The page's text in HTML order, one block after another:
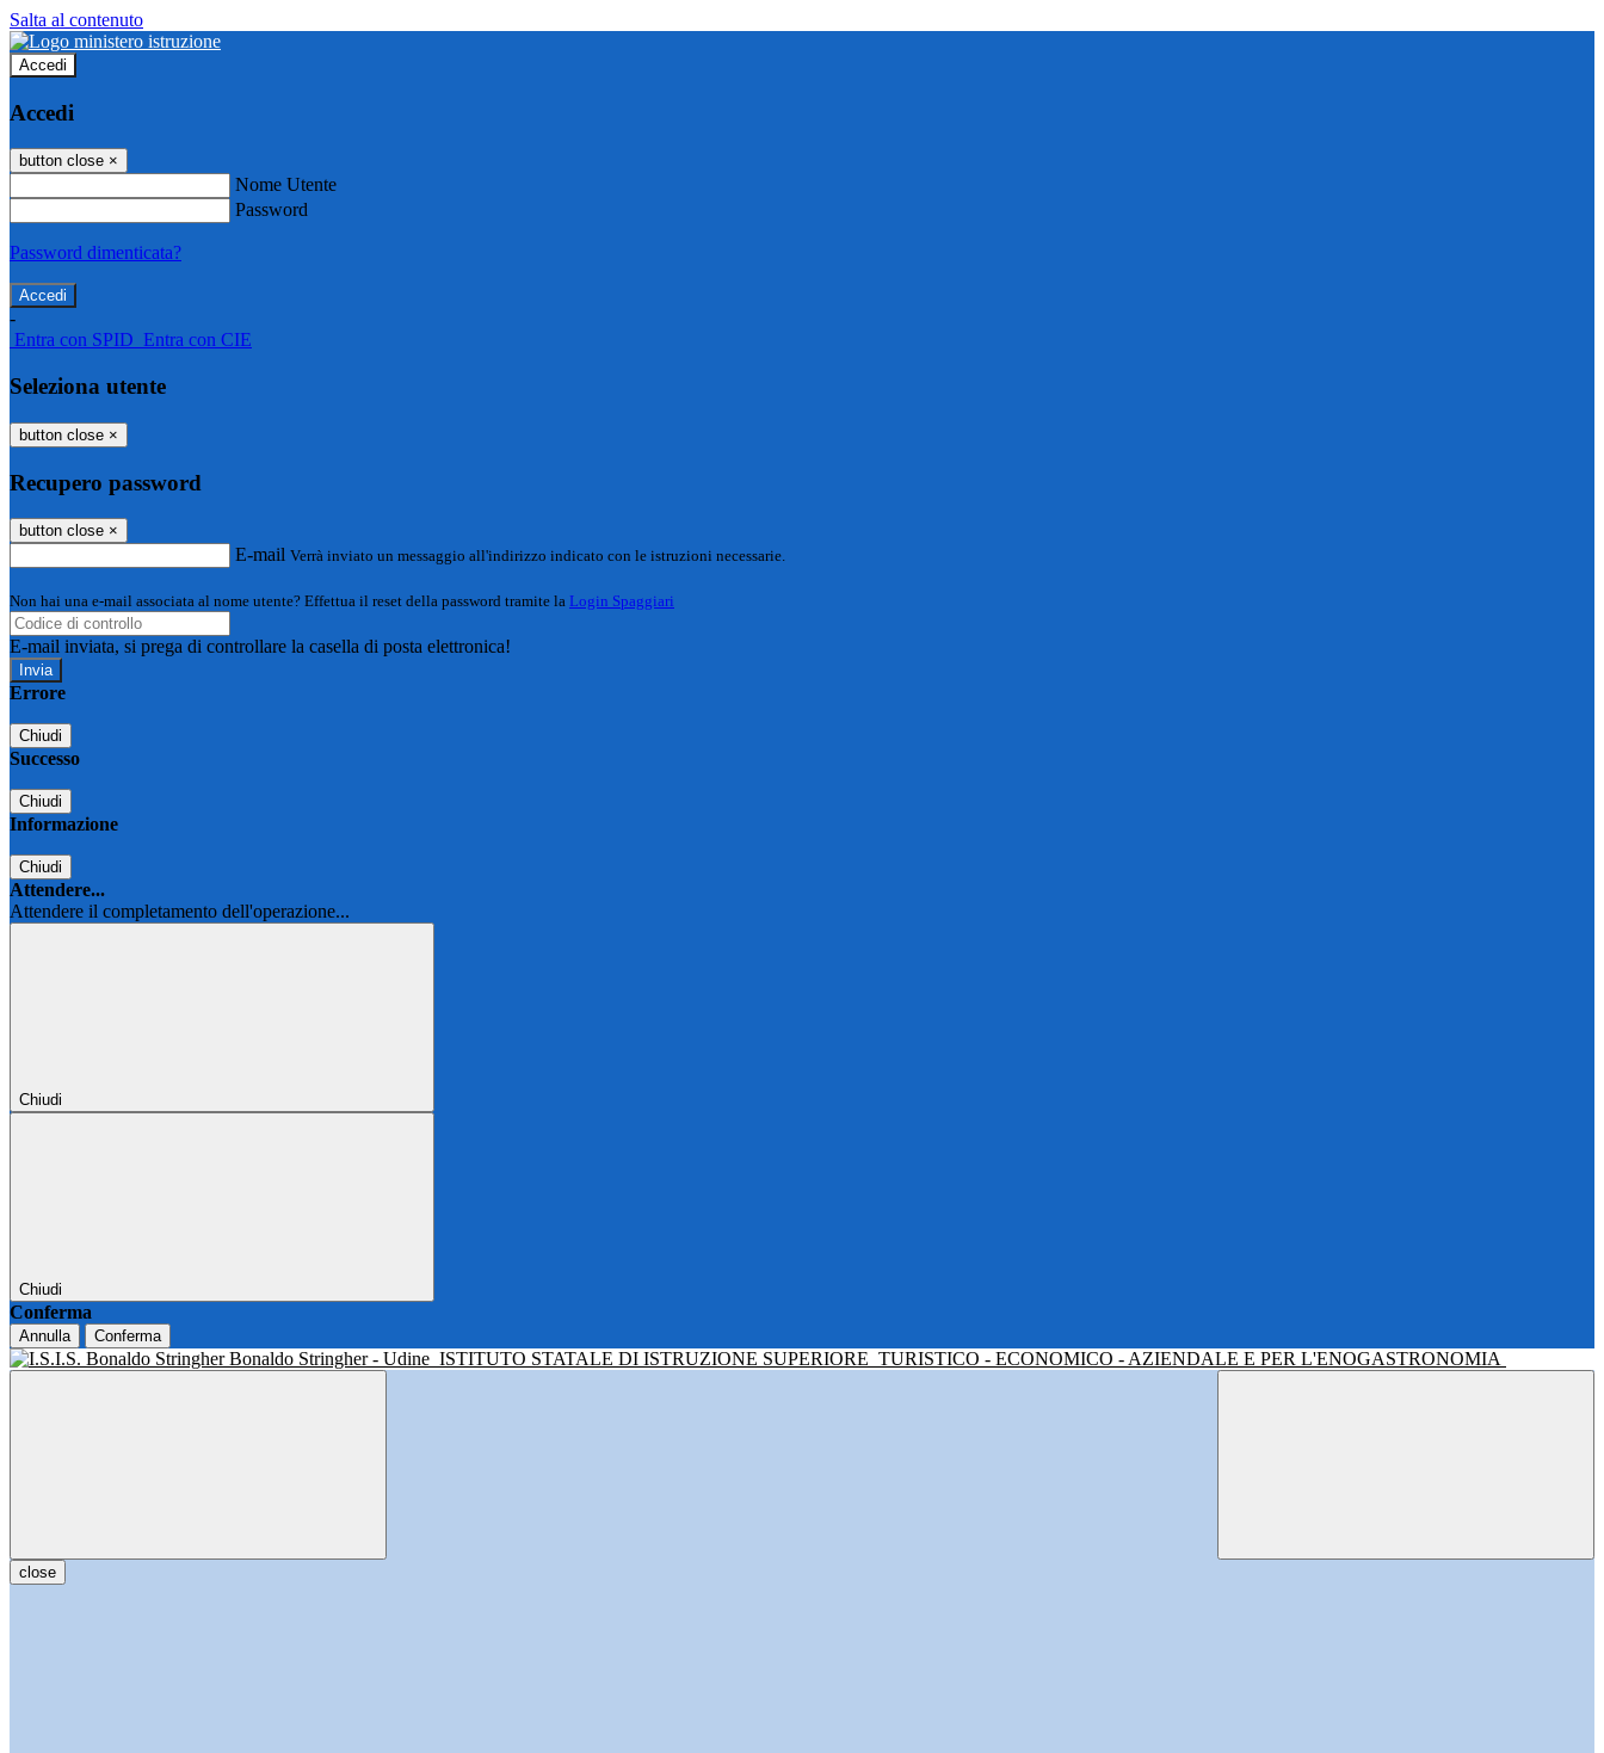
Salta al contenuto
Accedi
Accedi
button close ×
Nome Utente
Password
Password dimenticata?
-
Entra con SPID Entra con CIE
Seleziona utente
button close ×
Recupero password
button close ×
E-mail Verrà inviato un messaggio all'indirizzo indicato con le istruzioni necessarie.
Non hai una e-mail associata al nome utente? Effettua il reset della password tramite la Login Spaggiari
E-mail inviata, si prega di controllare la casella di posta elettronica!
Errore
Chiudi
Successo
Chiudi
Informazione
Chiudi
Attendere...
Attendere il completamento dell'operazione...
Chiudi
Chiudi
Conferma
Annulla Conferma
Bonaldo Stringher - Udine ISTITUTO STATALE DI ISTRUZIONE SUPERIORE TURISTICO - ECONOMICO - AZIENDALE E PER L'ENOGASTRONOMIA
close